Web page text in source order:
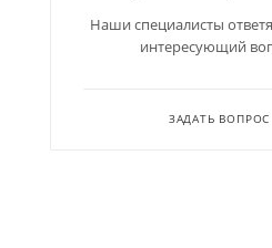
Наши специалисты
интересующий
ЗАДАТЬ ВОПРОС